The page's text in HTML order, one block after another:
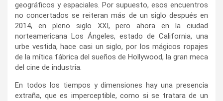
geográficos y espaciales. Por supuesto, esos encuentros
no concertados se reiteran más de un siglo después en
2014, en pleno siglo XXI, pero ahora en la ciudad
norteamericana Los Ángeles, estado de California, una
urbe vestida, hace casi un siglo, por los mágicos ropajes
de la mítica fábrica del sueños de Hollywood, la gran meca
del cine de industria.
En todos los tiempos y dimensiones hay una presencia
extraña, que es imperceptible, como si se tratara de un